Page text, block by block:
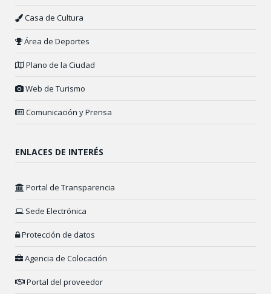
Casa de Cultura
Área de Deportes
Plano de la Ciudad
Web de Turismo
Comunicación y Prensa
ENLACES DE INTERÉS
Portal de Transparencia
Sede Electrónica
Protección de datos
Agencia de Colocación
Portal del proveedor